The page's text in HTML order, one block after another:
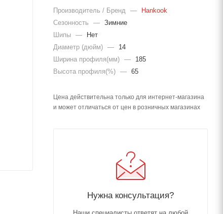
Производитель / Бренд —
Hankook
Сезонность
— Зимние
Шипы —
Нет
Диаметр (дюйм) —
14
Ширина профиля(мм) —
185
Высота профиля(%) — 65
Цена действительна только для интернет-магазина
и может отличаться от цен в розничных магазинах
Нужна консультация?